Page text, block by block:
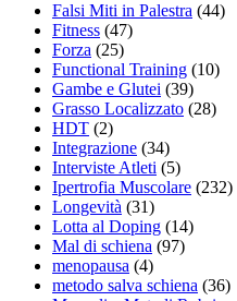
Falsi Miti in Palestra (44)
Fitness (47)
Forza (25)
Functional Training (10)
Gambe e Glutei (39)
Grasso Localizzato (28)
HDT (2)
Integrazione (34)
Interviste Atleti (5)
Ipertrofia Muscolare (232)
Longevità (31)
Lotta al Doping (14)
Mal di schiena (97)
menopausa (4)
metodo salva schiena (36)